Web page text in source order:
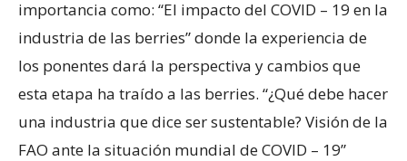
importancia como: “El impacto del COVID – 19 en la
industria de las berries” donde la experiencia de
los ponentes dará la perspectiva y cambios que
esta etapa ha traído a las berries. “¿Qué debe hacer
una industria que dice ser sustentable? Visión de la
FAO ante la situación mundial de COVID – 19”